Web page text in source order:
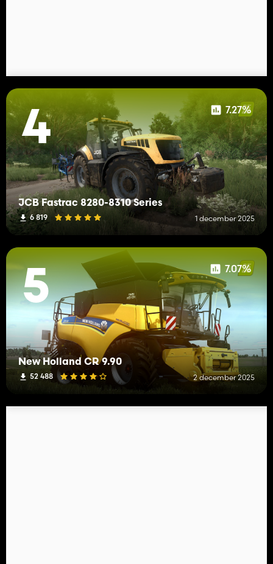
4 7.27%
JCB Fastrac 8280-8310 Series
6 819 1 december 2025
5 7.07%
New Holland CR 9.90
52 488 2 december 2025